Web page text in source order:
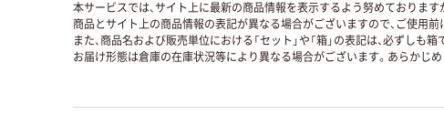
本サービスでは、サイト上に最新の商品情報を表示するよう努めております
商品とサイト上の商品情報の表記が異なる場合がございますので、ご使用
また、商品名および販売単位における「セット」や「箱」の表記は、必ずしも
お届け形態は倉庫の在庫状況等により異なる場合がございます。あらかじめ